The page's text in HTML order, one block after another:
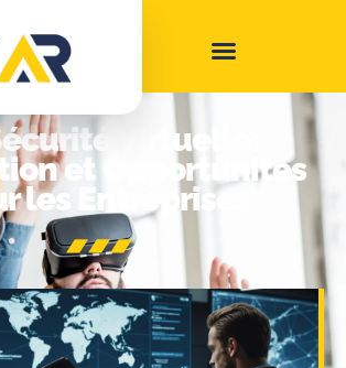
Virtuelle:
et Opportunités
les Entreprises